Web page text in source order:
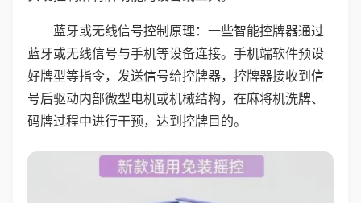
蓝牙或无线信号控制原理：一些智能控牌器通过
蓝牙或无线信号与手机等设备连接。手机端软件预设
好牌型等指令，发送信号给控牌器，控牌器接收到信
号后驱动内部微型电机或机械结构，在麻将机洗牌、
码牌过程中进行干预，达到控牌目的。